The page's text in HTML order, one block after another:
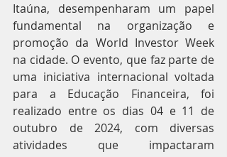
Itaúna, desempenharam um papel
fundamental na organização e
promoção da World Investor Week
na cidade. O evento, que faz parte de
uma iniciativa internacional voltada
para a Educação Financeira, foi
realizado entre os dias 04 e 11 de
outubro de 2024, com diversas
atividades que impactaram